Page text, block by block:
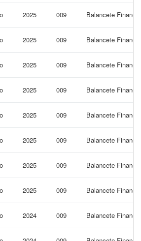
2025 009 Balancete
2025 009 Balancete
2025 009 Balancete
2025 009 Balancete
2025 009 Balancete
2025 009 Balancete
2025 009 Balancete
2025 009 Balancete
2024 009 Balancete